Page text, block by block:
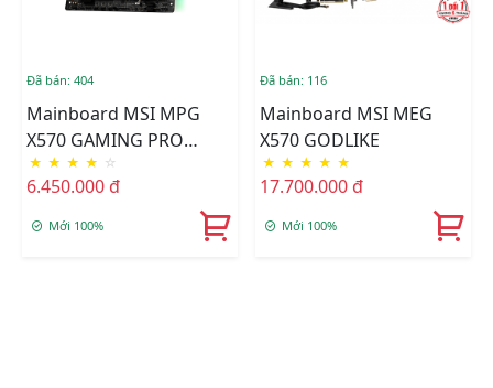
Đã bán: 404
Mainboard MSI MPG
X570 GAMING PRO
CARBON WIFI
★ ★ ★ ★ ☆
6.450.000 đ
Mới 100%
Đã bán: 116
Mainboard MSI MEG
X570 GODLIKE
★ ★ ★ ★ ★
17.700.000 đ
Mới 100%